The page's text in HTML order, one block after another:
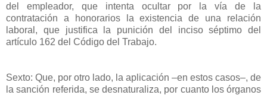
del empleador, que intenta ocultar por la vía de la
contratación a honorarios la existencia de una relación
laboral, que justifica la punición del inciso séptimo del
artículo 162 del Código del Trabajo.
Sexto: Que, por otro lado, la aplicación –en estos casos–, de
la sanción referida, se desnaturaliza, por cuanto los órganos